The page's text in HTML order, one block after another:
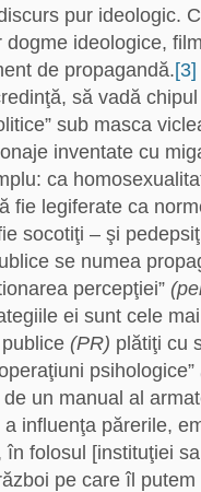
pur ideologic.
dogme ideologice,
de propagandă.[3]
să vadă
sub masca
inventate cu
ca
fie legiferate ca
socotiţi – şi
se numea
percepţiei”
ei sunt cele
(PR) plătiţi cu
psihologice”
un manual al
influenţa părerile,
folosul [instituţiei
pe care îl